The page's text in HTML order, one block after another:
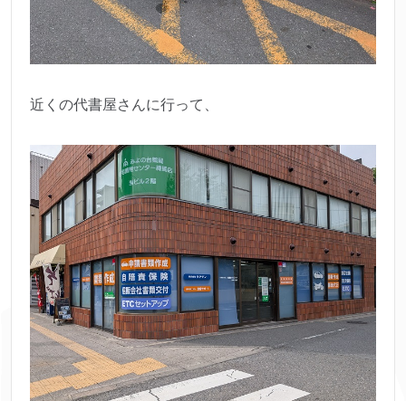
近くの代書屋さんに行って、